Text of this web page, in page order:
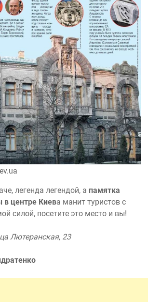
легенда легендой, а памятка
в центре Киева манит туристов с
силой, посетите это место и вы!
Лютеранская, 23